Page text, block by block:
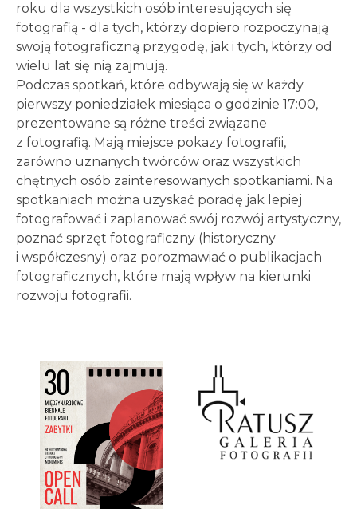
roku dla wszystkich osób interesujących się
fotografią - dla tych, którzy dopiero rozpoczynają
swoją fotograficzną przygodę, jak i tych, którzy od
wielu lat się nią zajmują.
Podczas spotkań, które odbywają się w każdy
pierwszy poniedziałek miesiąca o godzinie 17:00,
prezentowane są różne treści związane
z fotografią. Mają miejsce pokazy fotografii,
zarówno uznanych twórców oraz wszystkich
chętnych osób zainteresowanych spotkaniami. Na
spotkaniach można uzyskać poradę jak lepiej
fotografować i zaplanować swój rozwój artystyczny,
poznać sprzęt fotograficzny (historyczny
i współczesny) oraz porozmawiać o publikacjach
fotograficznych, które mają wpływ na kierunki
rozwoju fotografii.